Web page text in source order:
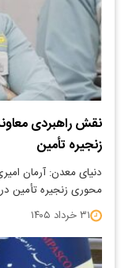
نقش راهبردی
زنجیره تأمین
دنیای معدن: آرمان
محوری زنجیره تأمین
۳۱ خرداد ۱۴۰۵